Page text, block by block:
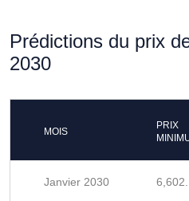
Prédictions du prix
2030
MOIS
PRIX
Janvier 2030